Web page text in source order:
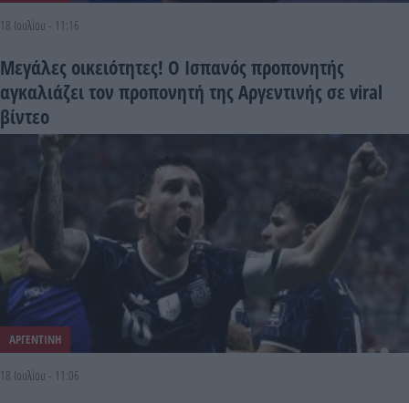
18 Ιουλίου - 11:16
Μεγάλες οικειότητες! Ο Ισπανός προπονητής
αγκαλιάζει τον προπονητή της Αργεντινής σε viral
βίντεο
ΑΡΓΕΝΤΙΝΗ
18 Ιουλίου - 11:06